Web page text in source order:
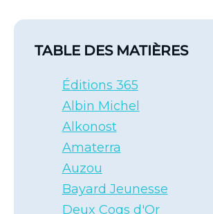
TABLE DES MATIÈRES
Éditions 365
Albin Michel
Alkonost
Amaterra
Auzou
Bayard Jeunesse
Deux Coqs d'Or